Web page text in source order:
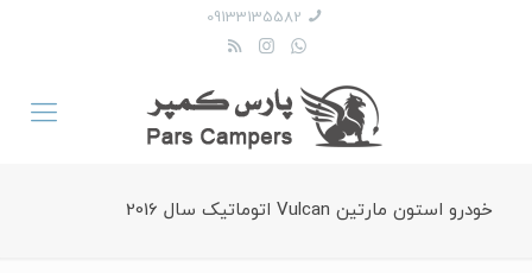
09133135582
خودرو استون مارتین Vulcan اتوماتیک سال 2016